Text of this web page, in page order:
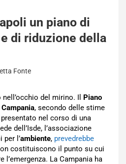
un piano di
di riduzione della
Fonte
nell’occhio del mirino. Il Piano
, secondo delle stime
nel corso di una
dell’Isde, l’associazione
per l’ambiente, prevedrebbe
costituiscono il punto su cui
l’emergenza. La Campania ha